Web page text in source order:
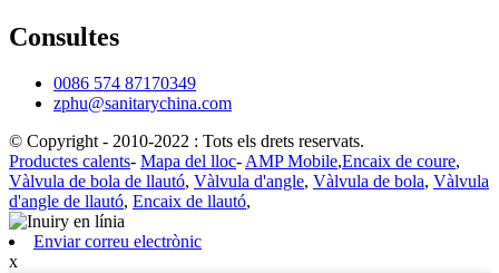
Consultes
0086 574 87170349
zphu@sanitarychina.com
© Copyright - 2010-2022 : Tots els drets reservats.
Productes calents- Mapa del lloc-AMP Mobile,Encaix de coure,
Vàlvula de bola de llautó, Vàlvula d'angle, Vàlvula de bola, Vàlvula
d'angle de llautó, Encaix de llautó,
Enviar correu electrònic
x